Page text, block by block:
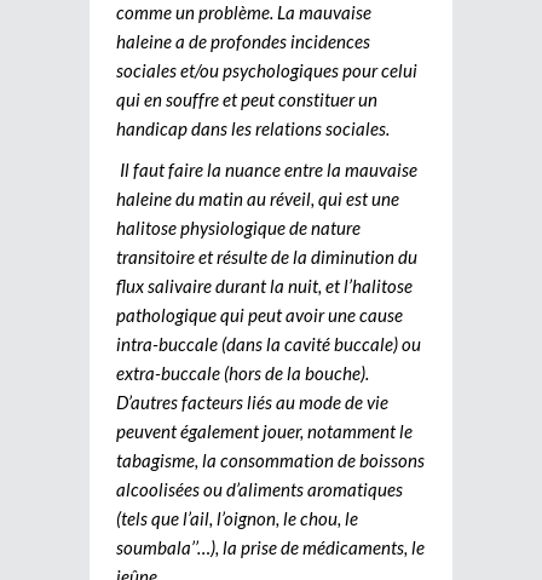
comme un problème. La mauvaise
haleine a de profondes incidences
sociales et/ou psychologiques pour celui
qui en souffre et peut constituer un
handicap dans les relations sociales.
Il faut faire la nuance entre la mauvaise
haleine du matin au réveil, qui est une
halitose physiologique de nature
transitoire et résulte de la diminution du
flux salivaire durant la nuit, et l’halitose
pathologique qui peut avoir une cause
intra-buccale (dans la cavité buccale) ou
extra-buccale (hors de la bouche).
D’autres facteurs liés au mode de vie
peuvent également jouer, notamment le
tabagisme, la consommation de boissons
alcoolisées ou d’aliments aromatiques
(tels que l’ail, l’oignon, le chou, le
soumbala’’…), la prise de médicaments, le